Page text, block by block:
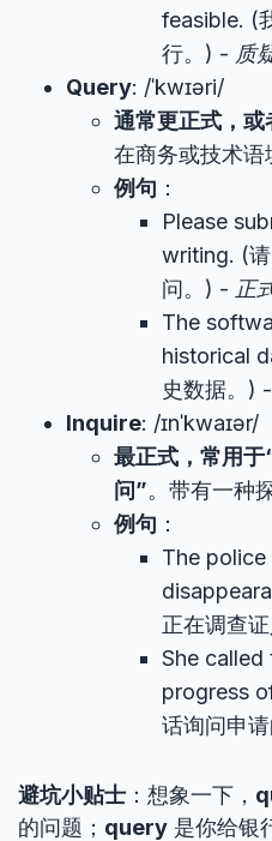
feasible. (
行。) - 质
Query: /ˈkwɪəri/
通常更正式，
在商务或技术语
例句 ：
Please
writing. (
问。) - 正
The
historical
史数据。) -
Inquire: /ɪnˈkwaɪər/
最正式，常用
问”。带有一种
例句 ：
The police
正在调查
She called
progress
话询问申
避坑小贴士 ：想象一下，
的问题； query 是你给银